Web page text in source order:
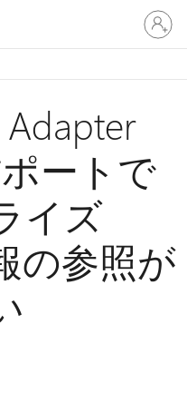
ア
カ
ウ
ン
イ
ートで
イズ
の参照が